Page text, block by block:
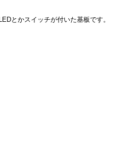
とかスイッチが付いた基板です。